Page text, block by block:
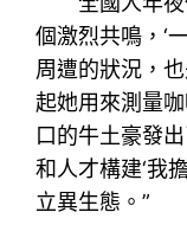
個激烈共鳴，‘
周遭的狀況，
起她用來測量
口的牛土豪發
和人才構建‘我
立異生態。”